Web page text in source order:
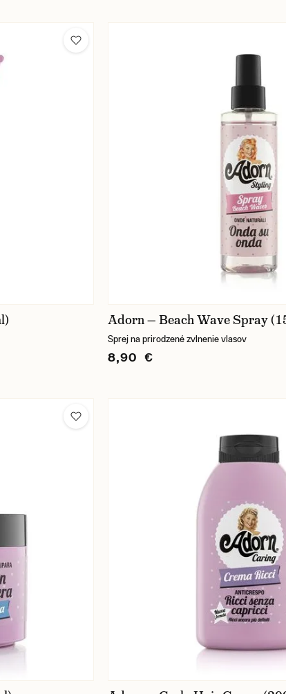
Adorn — Beach Wave Spray
Sprej na prirodzené zvlnenie vlasov
8,90 €